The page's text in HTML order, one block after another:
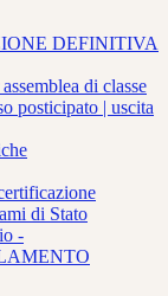
DEFINITIVA
di classe
posticipato | uscita
di Stato
-